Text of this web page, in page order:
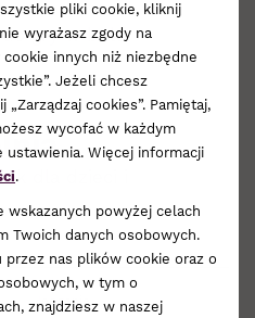
gry w bule
dla dzieci i
Jedzenie
pliki cookie, kliknij
wyrażasz zgody na
innych niż niezbędne
Jeżeli chcesz
cookies”. Pamiętaj,
wycofać w każdym
ustawienia. Więcej informacji
.
wskazanych powyżej celach
Twoich danych osobowych.
nas plików cookie oraz o
w tym o
znajdziesz w naszej